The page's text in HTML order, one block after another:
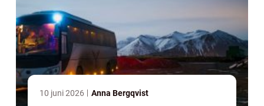
10 juni 2026 Anna Bergqvist